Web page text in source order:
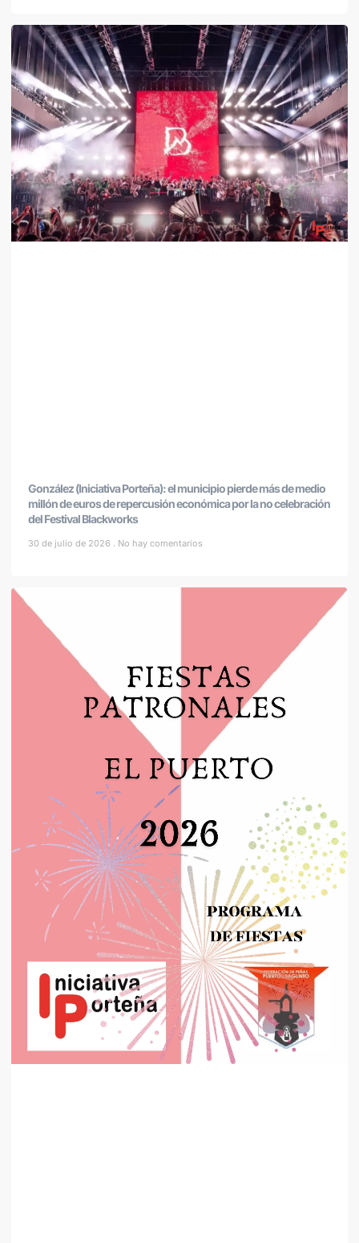
González (Iniciativa Porteña): el municipio pierde más de medio
millón de euros de repercusión económica por la no celebración
del Festival Blackworks
30 de julio de 2026 No hay comentarios